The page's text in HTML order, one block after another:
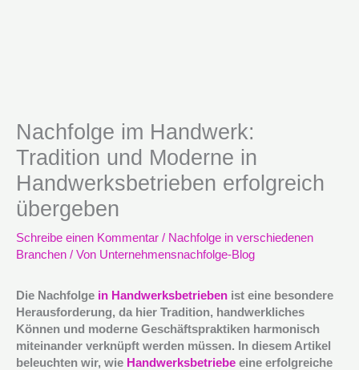
Nachfolge im Handwerk:
Tradition und Moderne in
Handwerksbetrieben erfolgreich
übergeben
Schreibe einen Kommentar / Nachfolge in verschiedenen
Branchen / Von Unternehmensnachfolge-Blog
Die Nachfolge in Handwerksbetrieben ist eine besondere
Herausforderung, da hier Tradition, handwerkliches
Können und moderne Geschäftspraktiken harmonisch
miteinander verknüpft werden müssen. In diesem Artikel
beleuchten wir, wie Handwerksbetriebe eine erfolgreiche